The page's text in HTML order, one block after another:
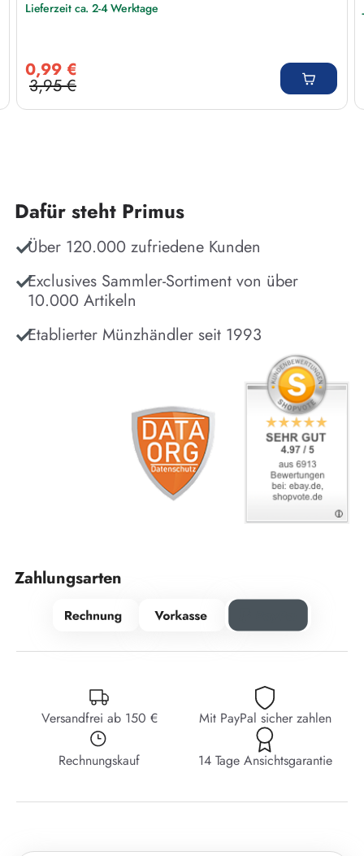
Lieferzeit ca. 2-4 Werktage
0,99 €
Regulärer Preis:
3,95 €
Dafür steht Primus
Über 120.000 zufriedene Kunden
Exclusives Sammler-Sortiment von über
10.000 Artikeln
Etablierter Münzhändler seit 1993
Zahlungsarten
Versandfrei ab 150 € Mit PayPal sicher zahlen
Rechnungskauf 14 Tage Ansichtsgarantie